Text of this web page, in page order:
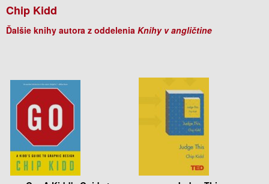
Chip Kidd
Ďalšie knihy autora z oddelenia Knihy v angličtine